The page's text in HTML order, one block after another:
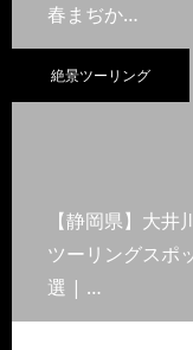
春まぢか…
絶景ツーリング
【静岡県】大井
ツーリングスポ
選 | …